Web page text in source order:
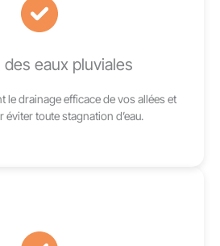
des eaux pluviales
le drainage efficace de vos allées et
toute stagnation d’eau.